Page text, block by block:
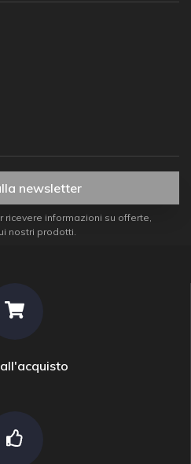
newsletter
informazioni su offerte,
nostri prodotti.